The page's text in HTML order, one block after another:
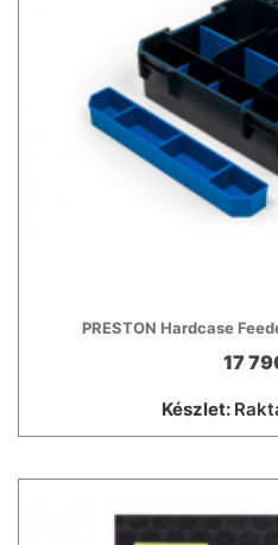
PRESTON Hardcase
17
Készlet: